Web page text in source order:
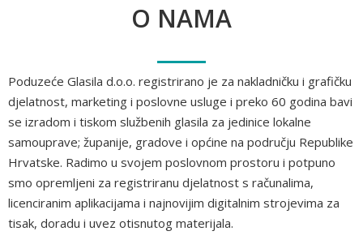
O NAMA
Poduzeće Glasila d.o.o. registrirano je za nakladničku i grafičku
djelatnost, marketing i poslovne usluge i preko 60 godina bavi
se izradom i tiskom službenih glasila za jedinice lokalne
samouprave; županije, gradove i općine na području Republike
Hrvatske. Radimo u svojem poslovnom prostoru i potpuno
smo opremljeni za registriranu djelatnost s računalima,
licenciranim aplikacijama i najnovijim digitalnim strojevima za
tisak, doradu i uvez otisnutog materijala.